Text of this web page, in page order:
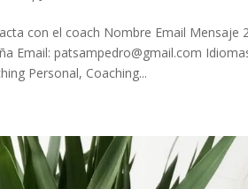
con el coach Nombre Email Mensaje
Email: patsampedro@gmail.com
Personal, Coaching...